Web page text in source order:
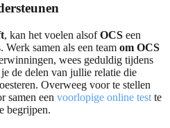
, kan het voelen alsofOCS een
samen als een team om OCS
wees geduldig tijdens
de delen van jullie relatie die
Overweeg voor te stellen
samen een voorlopige online test te
begrijpen.